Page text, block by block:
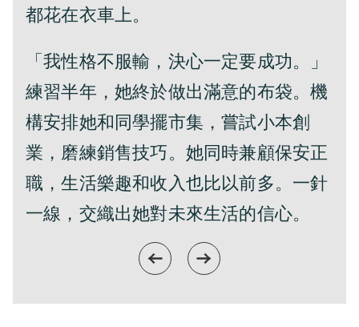
都花在衣車上。
「我性格不服輸，決心一定要成功。」
練習半年，她終於做出滿意的布袋。機
構安排她和同學擺市集，嘗試小本創
業，磨練銷售技巧。她同時兼顧保安正
職，生活樂趣和收入也比以前多。一針
一線，交織出她對未來生活的信心。